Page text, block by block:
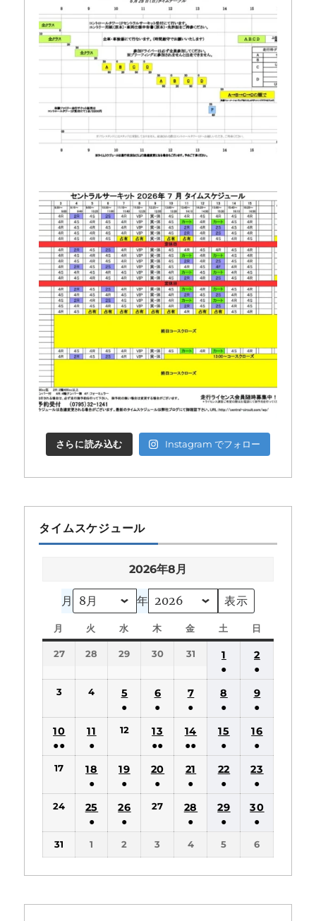
さらに読み込む Instagram でフォロー
タイムスケジュール
2026年8月
月 年
月
曜
日
火
曜
日
水
曜
日
木
曜
日
金
曜
土
曜
日
曜
27 28 29 30 31
1
●
(1
件
の
イ
ベ
ン
ト)
2
●
(1
件
の
イ
ベ
ン
ト)
3 4
5
●
(1
の
イ
ベ
ン
ト)
6
●
(1
件
の
イ
ベ
ン
7
●
(1
件
の
イ
ベ
ン
ト)
8
●
(1
件
の
イ
ベ
ン
ト)
9
●
(1
件
の
イ
ベ
ン
ト)
10
●●
(2
の
イ
ン
ト)
11
●
(1
件
の
イ
ベ
ン
ト)
12
13
●●
(2
件
の
イ
ン
ト)
14
●●
(2
件
の
イ
ベ
ン
ト)
15
●
(1
件
の
イ
ベ
ン
ト)
16
●
(1
件
の
イ
ベ
ン
ト)
17
18
●
(1
件
イ
ン
19
●
(1
件
イ
ン
20
●
(1
イ
ン
21
●
(1
件
イ
ン
22
●
(1
件
イ
ン
23
●
(1
件
イ
ン
24
25
●
26
●
27
28
●
29
●
30
●
31 1 2 3 4 5 6